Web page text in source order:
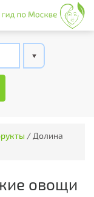
/ Долина
овощи